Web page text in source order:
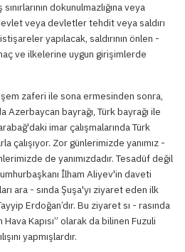
dokunulmazlığına veya
veya devletler tehdit veya saldırı
yapılacak, saldırının önlen -
ve ilkelerine uygun girişimlerde
zaferi ile sona ermesinden sonra,
Azerbaycan bayrağı, Türk bayrağı ile
imar çalışmalarında Türk
çalışıyor. Zor günlerimizde yanımız -
de yanımızdadır. Tesadüf değil
İlham Aliyev'in daveti
ara - sında Şuşa'yı ziyaret eden ilk
Erdoğan’dır. Bu ziyaret sı - rasında
Hava Kapısı” olarak da bilinen Fuzuli
yapmışlardır.